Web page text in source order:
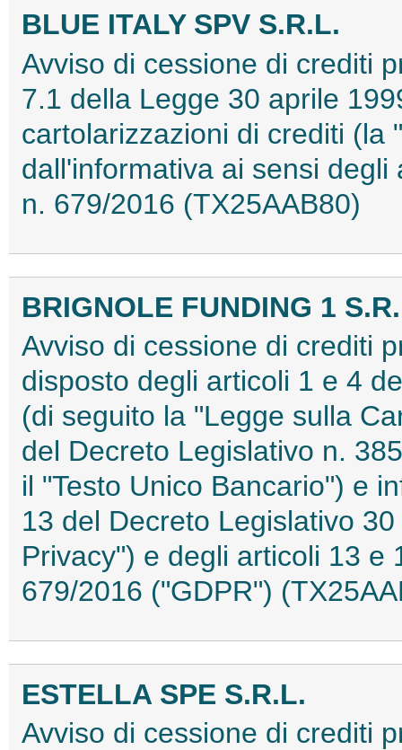
BLUE ITALY SPV S.R.L.
Avviso di cessione di crediti
7.1 della Legge 30 aprile
cartolarizzazioni di crediti (la
dall'informativa ai sensi
n. 679/2016 (TX25AAB80)
BRIGNOLE FUNDING 1
Avviso di cessione di crediti
disposto degli articoli 1 e 4
(di seguito la "Legge sulla
del Decreto Legislativo n.
il "Testo Unico Bancario") e
13 del Decreto Legislativo
Privacy") e degli articoli 13 e
679/2016 ("GDPR")
ESTELLA SPE S.R.L.
Avviso di cessione di crediti